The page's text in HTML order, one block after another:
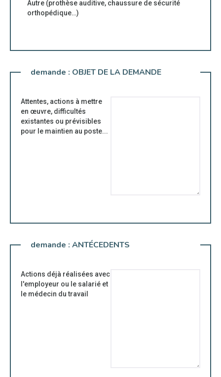
Autre (prothèse auditive, chaussure de sécurité
orthopédique…)
demande : OBJET DE LA DEMANDE
Attentes, actions à mettre
en œuvre, difficultés
existantes ou prévisibles
pour le maintien au poste...
demande : ANTÉCEDENTS
Actions déjà réalisées avec
l'employeur ou le salarié et
le médecin du travail